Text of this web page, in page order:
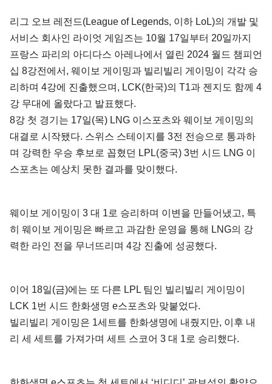
리그 오브 레전드(League of Legends, 이하 LoL)의 개발 및
서비스 회사인 라이엇 게임즈는 10월 17일부터 20일까지
프랑스 파리의 아디다스 아레나에서 열린 2024 월드 챔피언
십 8강전에서, 웨이보 게이밍과 빌리빌리 게이밍이 각각 승
리하며 4강에 진출했으며, LCK(한국)의 T1과 젠지도 함께 4
강 무대에 올랐다고 발표했다.
8강 첫 경기는 17일(목) LNG 이스포츠와 웨이보 게이밍의
대결로 시작됐다. 스위스 스테이지를 3전 전승으로 통과하
며 강력한 우승 후보로 꼽혔던 LPL(중국) 3번 시드 LNG 이
스포츠는 예상치 못한 결과를 맞이했다.
웨이보 게이밍이 3 대 1로 승리하며 이변을 만들어냈고, 특
히 웨이보 게이밍은 빠르고 과감한 운영을 통해 LNG의 강
력한 라인 전을 무너뜨리며 4강 진출에 성공했다.
이어 18일(금)에는 또 다른 LPL 팀인 빌리빌리 게이밍이
LCK 1번 시드 한화생명 e스포츠와 맞붙었다.
빌리빌리 게이밍은 1세트를 한화생명에 내줬지만, 이후 내
리 세 세트를 가져가며 세트 스코어 3 대 1로 승리했다.